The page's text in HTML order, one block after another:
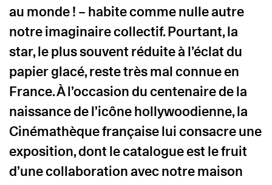
au monde ! – habite comme nulle autre
notre imaginaire collectif. Pourtant, la
star, le plus souvent réduite à l’éclat du
papier glacé, reste très mal connue en
France. À l’occasion du centenaire de la
naissance de l’icône hollywoodienne,la
Cinémathèque française lui consacre une
exposition, dont le catalogue est le fruit
d’une collaboration avec notre maison